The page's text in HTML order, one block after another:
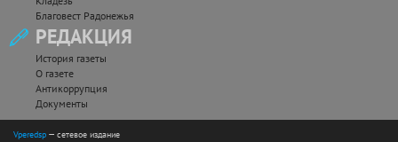
Благовест Радонежья
РЕДАКЦИЯ
История газеты
О газете
Антикоррупция
Документы
Vperedsp — сетевое издание